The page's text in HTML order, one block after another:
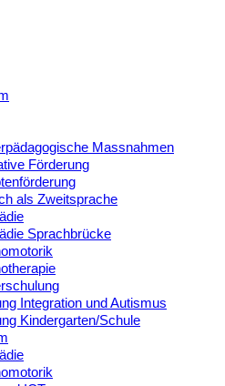
Massnahmen
Förderung
als Zweitsprache
Sprachbrücke
Integration und Autismus
Kindergarten/Schule